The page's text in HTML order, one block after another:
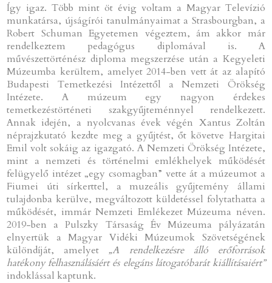
Így igaz. Több mint öt évig voltam a Magyar Televízió
munkatársa, újságírói tanulmányaimat a Strasbourgban, a
Robert Schuman Egyetemen végeztem, ám akkor már
rendelkeztem pedagógus diplomával is. A
művészettörténész diploma megszerzése után a Kegyeleti
Múzeumba kerültem, amelyet 2014-ben vett át az alapító
Budapesti Temetkezési Intézettől a Nemzeti Örökség
Intézete. A múzeum egy nagyon érdekes
temetkezéstörténeti szakgyűjteménnyel rendelkezett.
Annak idején, a nyolcvanas évek végén Xantus Zoltán
néprajzkutató kezdte meg a gyűjtést, őt követve Hargitai
Emil volt sokáig az igazgató. A Nemzeti Örökség Intézete,
mint a nemzeti és történelmi emlékhelyek működését
felügyelő intézet „egy csomagban” vette át a múzeumot a
Fiumei úti sírkerttel, a muzeális gyűjtemény állami
tulajdonba kerülve, megváltozott küldetéssel folytathatta a
működését, immár Nemzeti Emlékezet Múzeuma néven.
2019-ben a Pulszky Társaság Év Múzeuma pályázatán
elnyertük a Magyar Vidéki Múzeumok Szövetségének
különdíját, amelyet„A rendelkezésre álló erőforrások
hatékony felhasználásáért és elegáns látogatóbarát kiállításaiért”
indoklással kaptunk.